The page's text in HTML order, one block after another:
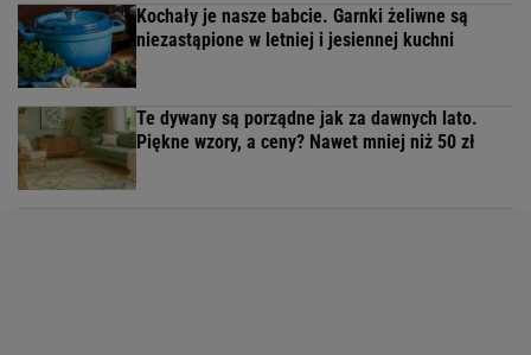
Kochały je nasze babcie. Garnki żeliwne są
niezastąpione w letniej i jesiennej kuchni
Te dywany są porządne jak za dawnych lato.
Piękne wzory, a ceny? Nawet mniej niż 50 zł